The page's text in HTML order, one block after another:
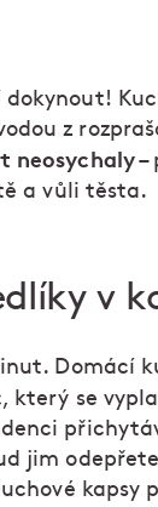
z
neosychaly–
a vůli těsta.
v
Domácí
, který se
jim
kapsy